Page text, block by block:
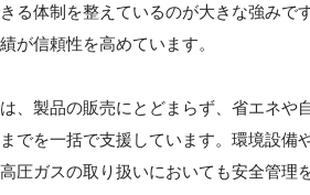
る体制を整えているのが大きな強みで
が信頼性を高めています。
、製品の販売にとどまらず、省エネや
でを一括で支援しています。環境設
圧ガスの取り扱いにおいても安全管